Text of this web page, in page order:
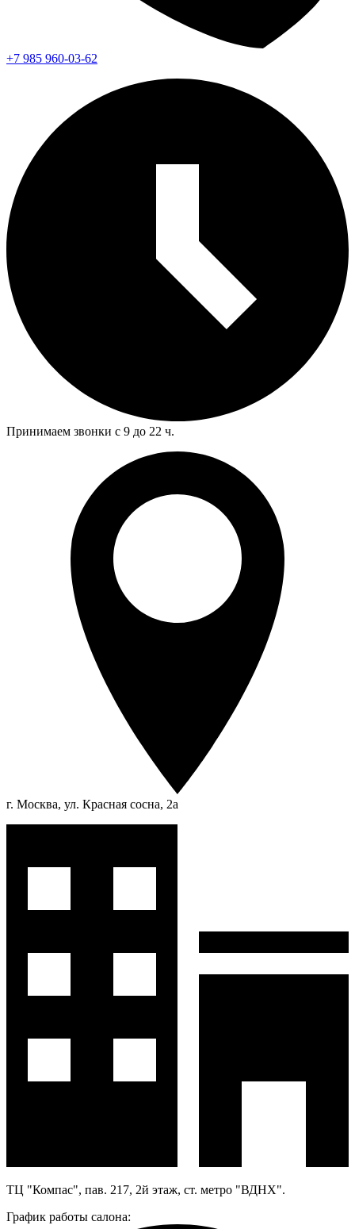
+7 985 960-03-62
Принимаем звонки с 9 до 22 ч.
г. Москва, ул. Красная сосна, 2а
ТЦ "Компас", пав. 217, 2й этаж, ст. метро "ВДНХ".
График работы салона: